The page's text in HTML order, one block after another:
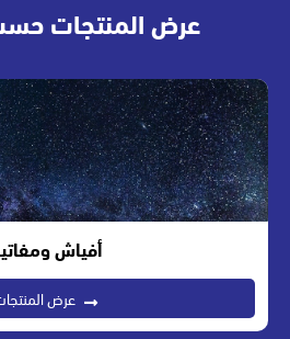
عرض المنتجات
أفياش
عرض